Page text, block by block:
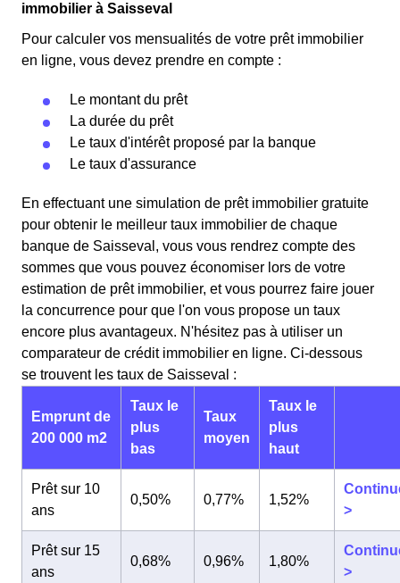
immobilier à Saisseval
Pour calculer vos mensualités de votre prêt immobilier
en ligne, vous devez prendre en compte :
Le montant du prêt
La durée du prêt
Le taux d'intérêt proposé par la banque
Le taux d'assurance
En effectuant une simulation de prêt immobilier gratuite
pour obtenir le meilleur taux immobilier de chaque
banque de Saisseval, vous vous rendrez compte des
sommes que vous pouvez économiser lors de votre
estimation de prêt immobilier, et vous pourrez faire jouer
la concurrence pour que l'on vous propose un taux
encore plus avantageux. N'hésitez pas à utiliser un
comparateur de crédit immobilier en ligne. Ci-dessous
se trouvent les taux de Saisseval :
Emprunt de
200 000 m2
Taux le
plus
bas
Taux
moyen
Taux le
plus
haut
Prêt sur 10
ans
0,50% 0,77% 1,52%
>
Prêt sur 15
ans
0,68% 0,96% 1,80%
>